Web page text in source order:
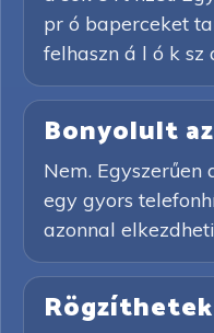
pr ó baperceket
felhaszn á l ó k sz
Bonyolult
Nem.
egy gyors
azonnal